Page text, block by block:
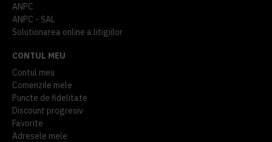
ANPC
ANPC - SAL
Solutionarea online a litigiilor
CONTUL MEU
Contul meu
Comenzile mele
Puncte de fidelitate
Discount progresiv
Favorite
Adresele mele